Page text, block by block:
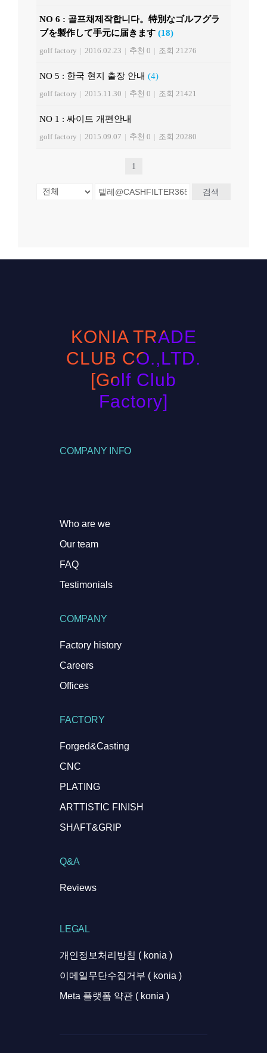
NO 6 : 골프채제작합니다。特別なゴルフグラ
ブを製作して手元に届きます (18)
golf factory | 2016.02.23 | 추천 0 | 조회 21276
NO 5 : 한국 현지 출장 안내 (4)
golf factory | 2015.11.30 | 추천 0 | 조회 21421
NO 1 : 싸이트 개편안내
golf factory | 2015.09.07 | 추천 0 | 조회 20280
1
검색
KONIA TRADE
CLUB CO.,LTD.
[Golf Club
Factory]
COMPANY INFO
Who are we
Our team
FAQ
Testimonials
COMPANY
Factory history
Careers
Offices
FACTORY
Forged&Casting
CNC
PLATING
ARTTISTIC FINISH
SHAFT&GRIP
Q&A
Reviews
LEGAL
개인정보처리방침 ( konia )
이메일무단수집거부 ( konia )
Meta 플랫폼 약관 ( konia )